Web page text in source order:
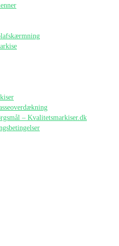
– Kvalitetsmarkiser.dk